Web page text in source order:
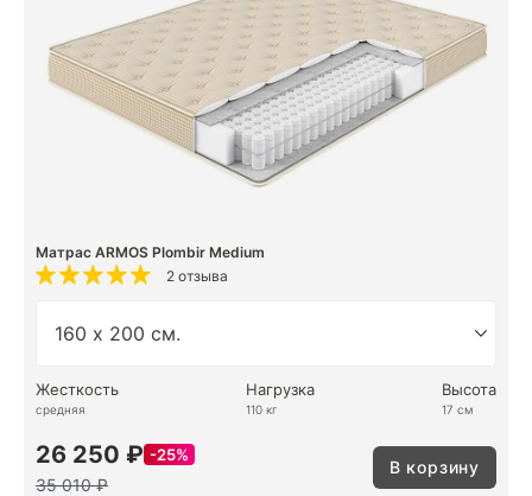
Матрас ARMOS Plombir Medium
2 отзыва
Жесткость
средняя
Нагрузка
110 кг
Высота
17 см
26 250 ₽ 25%
35 010 ₽
В корзину